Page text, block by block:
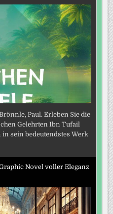
Paul. Erleben Sie die
Gelehrten Ibn Tufail
in sein bedeutendstes Werk
Novel voller Eleganz